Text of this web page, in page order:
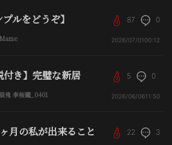
プルをどうぞ】 87 0
2026/07/01 00:12
付き】完璧な新居
鬼 李桜鑼_0401
5 0
2026/06/0611:50
月の私が出来ること 22 3